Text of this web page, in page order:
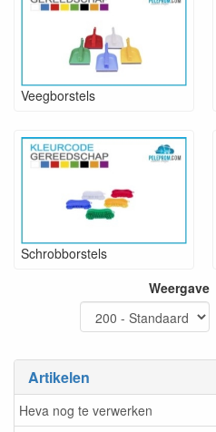
Artikelen
Heva nog te verwerken
Veegborstels
Schrobborstels
Weergave